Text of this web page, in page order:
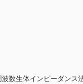
数生体インピーダン